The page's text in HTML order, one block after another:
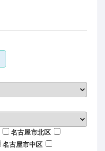
名古屋市北区
名古屋市中区